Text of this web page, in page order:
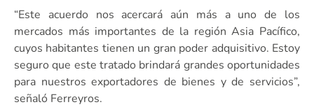
“Este acuerdo nos acercará aún más a uno de los
mercados más importantes de la región Asia Pacífico,
cuyos habitantes tienen un gran poder adquisitivo. Estoy
seguro que este tratado brindará grandes oportunidades
para nuestros exportadores de bienes y de servicios”,
señaló Ferreyros.